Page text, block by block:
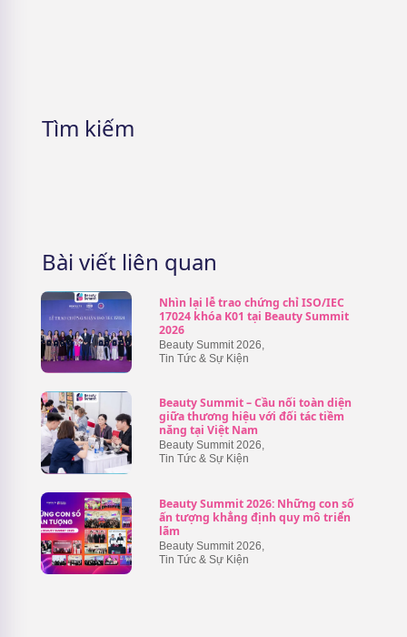
Tìm kiếm
Bài viết liên quan
Nhìn lại lễ trao chứng chỉ ISO/IEC
17024 khóa K01 tại Beauty Summit
2026
Beauty Summit 2026,
Tin Tức & Sự Kiện
Beauty Summit – Cầu nối toàn diện
giữa thương hiệu với đối tác tiềm
năng tại Việt Nam
Beauty Summit 2026,
Tin Tức & Sự Kiện
Beauty Summit 2026: Những con số
ấn tượng khẳng định quy mô triển
lãm
Beauty Summit 2026,
Tin Tức & Sự Kiện